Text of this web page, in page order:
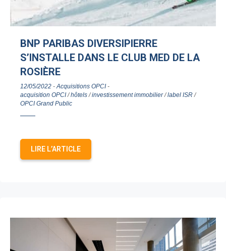
BNP PARIBAS DIVERSIPIERRE
S’INSTALLE DANS LE CLUB MED DE LA
ROSIÈRE
12/05/2022 -Acquisitions OPCI-
acquisition OPCI/hôtels/investissement immobilier/label ISR/
OPCI Grand Public
LIRE L’ARTICLE